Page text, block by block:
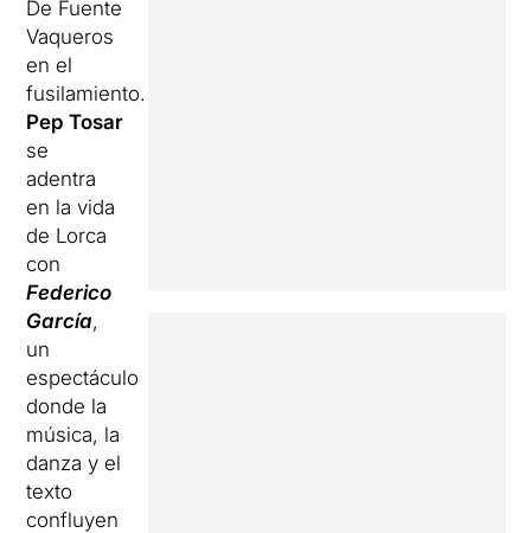
De Fuente
Vaqueros
en el
fusilamiento.
Pep Tosar
se
adentra
en la vida
de Lorca
con
Federico
García,
un
espectáculo
donde la
música, la
danzay el
texto
confluyen